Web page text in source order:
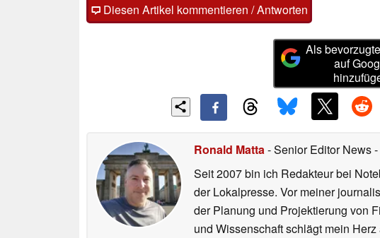
Diesen Artikel kommentieren / Antworten
Als
auf
Ronald Matta- Senior Editor News
Seit 2007 bin ich Redakteur bei
der Lokalpresse. Vor meiner
der Planung und Projektierung von
und Wissenschaft schlägt mein